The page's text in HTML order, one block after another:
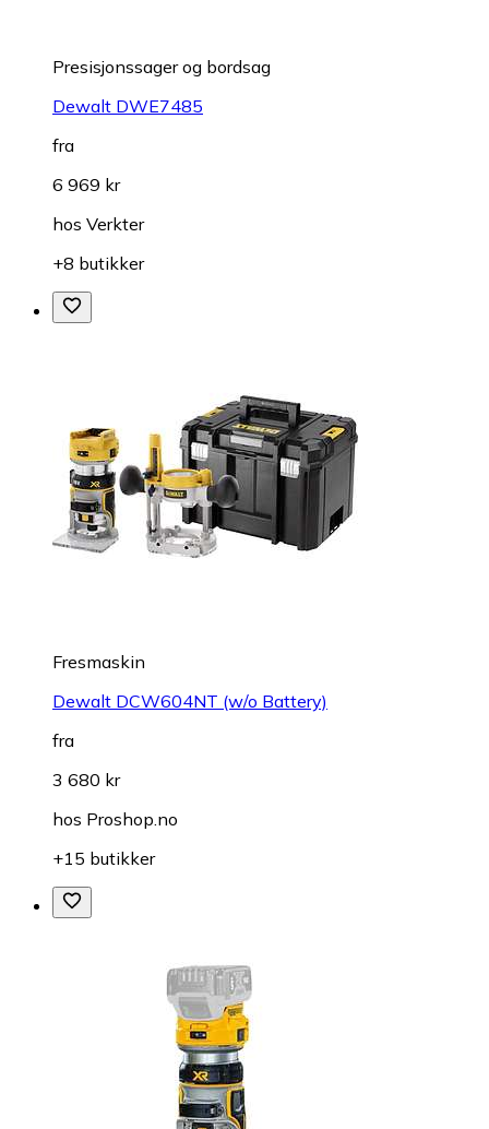
Presisjonssager og bordsag
Dewalt DWE7485
fra
6 969 kr
hos Verkter
+8 butikker
Fresmaskin
Dewalt DCW604NT (w/o Battery)
fra
3 680 kr
hos Proshop.no
+15 butikker